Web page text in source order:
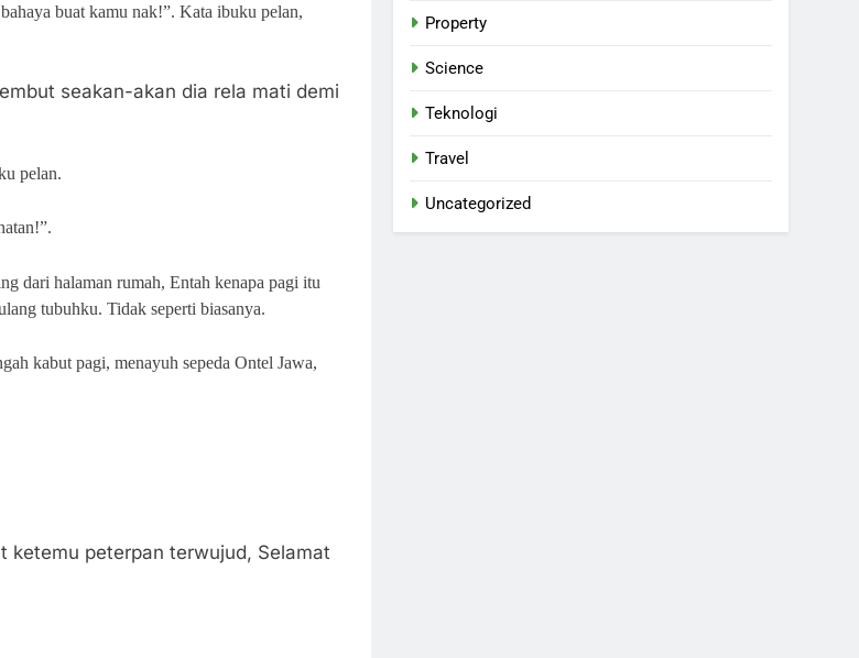
buat kamu nak!”. Kata ibuku pelan,
seakan-akan dia rela mati demi
pelan.
dari halaman rumah, Entah kenapa pagi itu
tubuhku. Tidak seperti biasanya.
kabut pagi, menayuh sepeda Ontel Jawa,
ketemu peterpan terwujud, Selamat
Property
Science
Teknologi
Travel
Uncategorized